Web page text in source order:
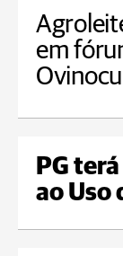
em
PG
ao Uso